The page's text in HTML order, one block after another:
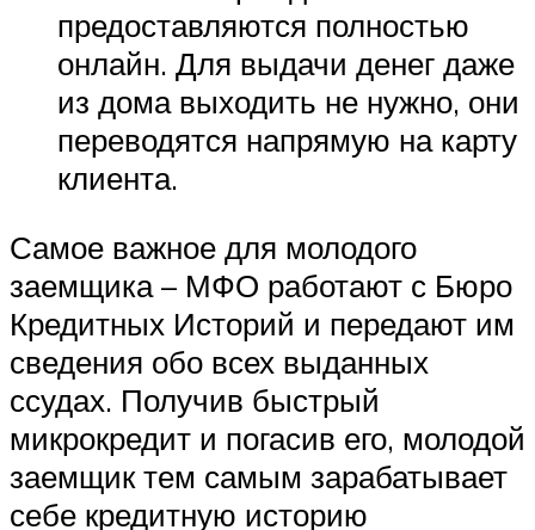
предоставляются полностью
онлайн. Для выдачи денег даже
из дома выходить не нужно, они
переводятся напрямую на карту
клиента.
Самое важное для молодого
заемщика – МФО работают с Бюро
Кредитных Историй и передают им
сведения обо всех выданных
ссудах. Получив быстрый
микрокредит и погасив его, молодой
заемщик тем самым зарабатывает
себе кредитную историю